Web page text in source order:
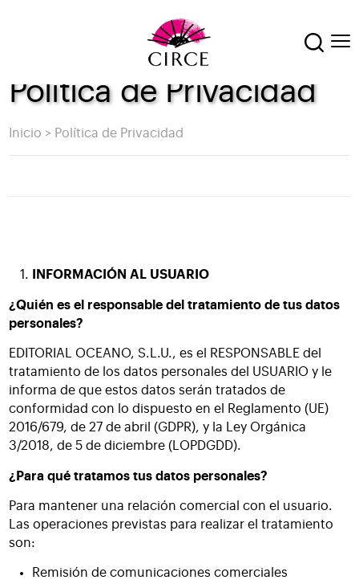
Política de Privacidad
Inicio > Política de Privacidad
INFORMACIÓN AL USUARIO
¿Quién es el responsable del tratamiento de tus datos
personales?
EDITORIAL OCEANO, S.L.U., es el RESPONSABLE del
tratamiento de los datos personales del USUARIO y le
informa de que estos datos serán tratados de
conformidad con lo dispuesto en el Reglamento (UE)
2016/679, de 27 de abril (GDPR), y la Ley Orgánica
3/2018, de 5 de diciembre (LOPDGDD).
¿Para qué tratamos tus datos personales?
Para mantener una relación comercial con el usuario.
Las operaciones previstas para realizar el tratamiento
son:
Remisión de comunicaciones comerciales